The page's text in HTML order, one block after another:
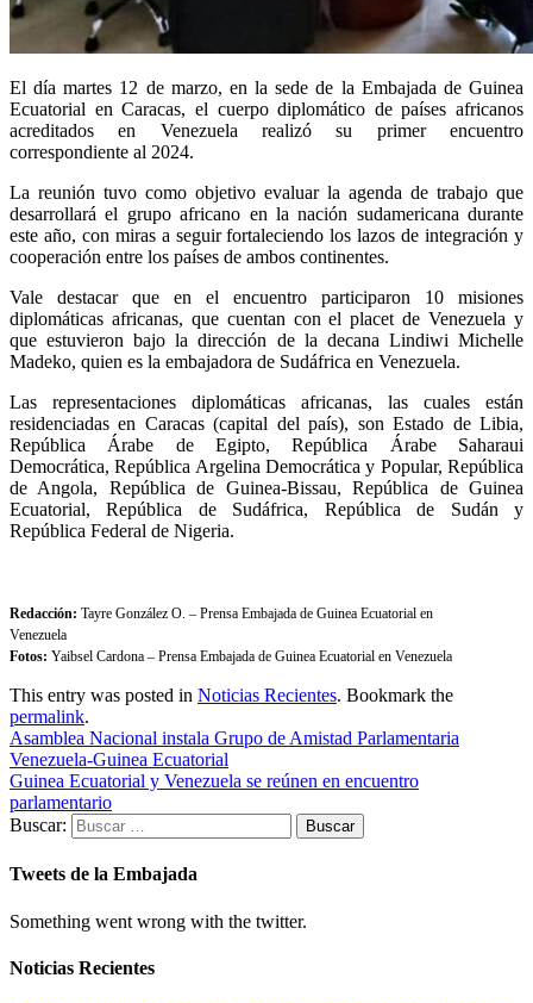
El día martes 12 de marzo, en la sede de la Embajada de Guinea
Ecuatorial en Caracas, el cuerpo diplomático de países africanos
acreditados en Venezuela realizó su primer encuentro
correspondiente al 2024.
La reunión tuvo como objetivo evaluar la agenda de trabajo que
desarrollará el grupo africano en la nación sudamericana durante
este año, con miras a seguir fortaleciendo los lazos de integración y
cooperación entre los países de ambos continentes.
Vale destacar que en el encuentro participaron 10 misiones
diplomáticas africanas, que cuentan con el placet de Venezuela y
que estuvieron bajo la dirección de la decana Lindiwi Michelle
Madeko, quien es la embajadora de Sudáfrica en Venezuela.
Las representaciones diplomáticas africanas, las cuales están
residenciadas en Caracas (capital del país), son Estado de Libia,
República Árabe de Egipto, República Árabe Saharaui
Democrática, República Argelina Democrática y Popular, República
de Angola, República de Guinea-Bissau, República de Guinea
Ecuatorial, República de Sudáfrica, República de Sudán y
República Federal de Nigeria.
Redacción: Tayre González O. – Prensa Embajada de Guinea Ecuatorial en
Fotos: Yaibsel Cardona – Prensa Embajada de Guinea Ecuatorial en Venezuela
This entry was posted in Noticias Recientes. Bookmark the
permalink.
Asamblea Nacional instala Grupo de Amistad Parlamentaria
Venezuela-Guinea Ecuatorial
Guinea Ecuatorial y Venezuela se reúnen en encuentro
parlamentario
Buscar:
Tweets de la Embajada
Something went wrong with the twitter.
Noticias Recientes